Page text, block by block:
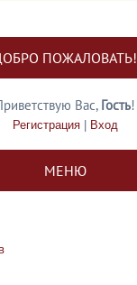
ПОЖАЛОВАТЬ!
Вас, Гость!
Регистрация| Вход
МЕНЮ